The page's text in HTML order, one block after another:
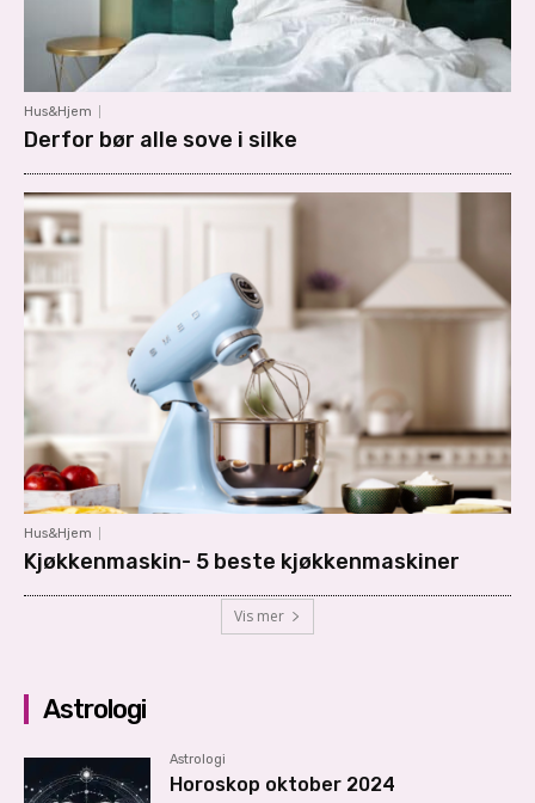
Hus&Hjem
Derfor bør alle sove i silke
Hus&Hjem
Kjøkkenmaskin- 5 beste kjøkkenmaskiner
Vis mer
Astrologi
Astrologi
Horoskop oktober 2024